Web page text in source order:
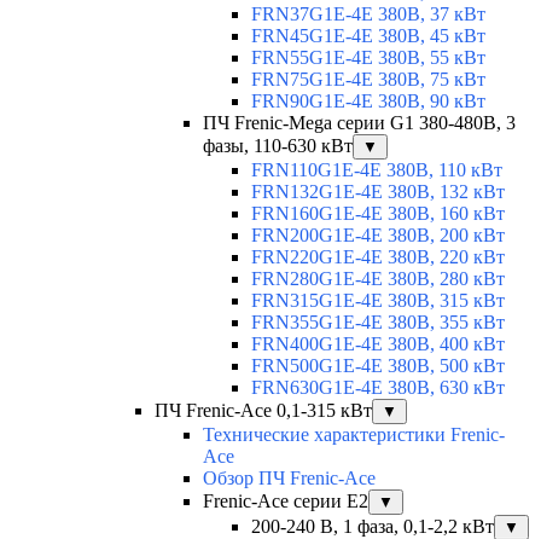
FRN37G1E-4E 380В, 37 кВт
FRN45G1E-4E 380В, 45 кВт
FRN55G1E-4E 380В, 55 кВт
FRN75G1E-4E 380В, 75 кВт
FRN90G1E-4E 380В, 90 кВт
ПЧ Frenic-Mega серии G1 380-480В, 3
фазы, 110-630 кВт
▼
FRN110G1E-4E 380В, 110 кВт
FRN132G1E-4E 380В, 132 кВт
FRN160G1E-4E 380В, 160 кВт
FRN200G1E-4E 380В, 200 кВт
FRN220G1E-4E 380В, 220 кВт
FRN280G1E-4E 380В, 280 кВт
FRN315G1E-4E 380В, 315 кВт
FRN355G1E-4E 380В, 355 кВт
FRN400G1E-4E 380В, 400 кВт
FRN500G1E-4E 380В, 500 кВт
FRN630G1E-4E 380В, 630 кВт
ПЧ Frenic-Ace 0,1-315 кВт
▼
Технические характеристики Frenic-
Ace
Обзор ПЧ Frenic-Ace
Frenic-Ace серии E2
▼
200-240 В, 1 фаза, 0,1-2,2 кВт ▼